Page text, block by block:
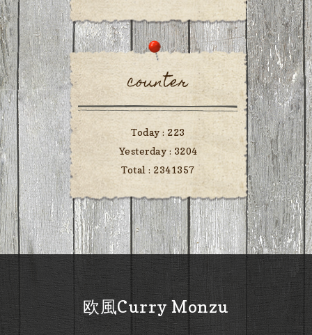
counter
Today : 223
Yesterday : 3204
Total : 2341357
欧風Curry Monzu